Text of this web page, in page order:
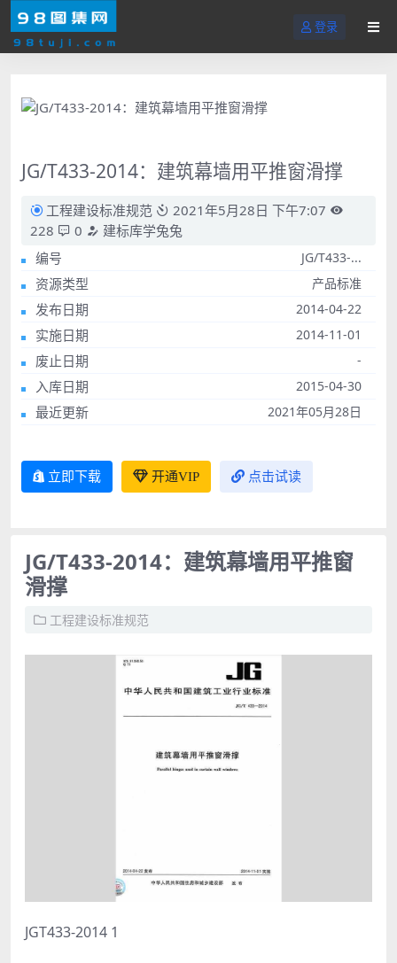
登录
JG/T433-2014：建筑幕墙用平推窗滑撑
工程建设标准规范
2021年5月28日 下午7:07
228
0
建标库学兔兔
编号
JG/T433-...
资源类型 产品标准
发布日期 2014-04-22
实施日期 2014-11-01
废止日期 -
入库日期 2015-04-30
最近更新 2021年05月28日
立即下载 开通VIP 点击试读
JG/T433-2014：建筑幕墙用平推窗
滑撑
工程建设标准规范
JGT433-2014 1